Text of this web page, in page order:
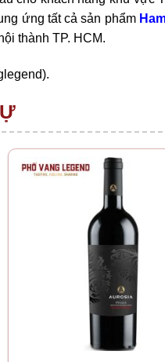
ứng tất cả sản phẩm
thành TP. HCM.